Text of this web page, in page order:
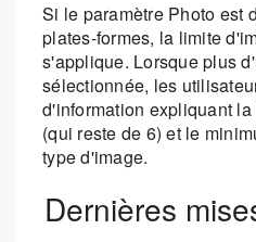
Si le paramètre Photo est
plates-formes, la limite
s'applique. Lorsque plus
sélectionnée, les
d'information expliquant
(qui reste de 6) et le
type d'image.
Dernières